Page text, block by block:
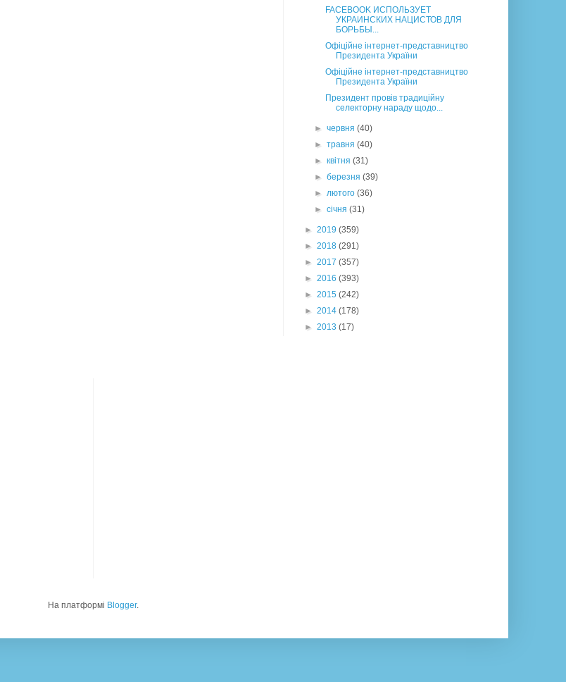
FACEBOOK ИСПОЛЬЗУЕТ
УКРАИНСКИХ НАЦИСТОВ ДЛЯ
БОРЬБЫ...
Офіційне інтернет-представництво
Президента України
Офіційне інтернет-представництво
Президента України
Президент провів традиційну
селекторну нараду щодо...
►червня(40)
►травня(40)
►квітня(31)
►березня(39)
►лютого(36)
►січня(31)
► 2019 (359)
► 2018 (291)
► 2017 (357)
► 2016 (393)
► 2015 (242)
► 2014 (178)
► 2013 (17)
На платформі Blogger.